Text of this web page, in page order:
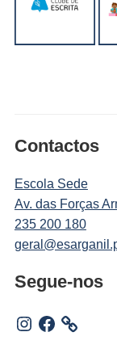
Contactos
Escola Sede
Av. das Forças
235 200 180
Segue-nos
Instagram
Facebook